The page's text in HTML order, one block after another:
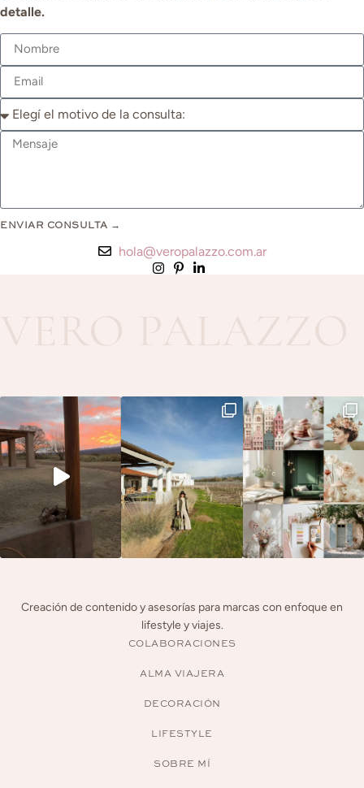
detalle.
ENVIAR CONSULTA →
hola@veropalazzo.com.ar
Creación de contenido y asesorías para marcas con enfoque en
lifestyle y viajes.
COLABORACIONES
ALMA VIAJERA
DECORACIÓN
LIFESTYLE
SOBRE MÍ